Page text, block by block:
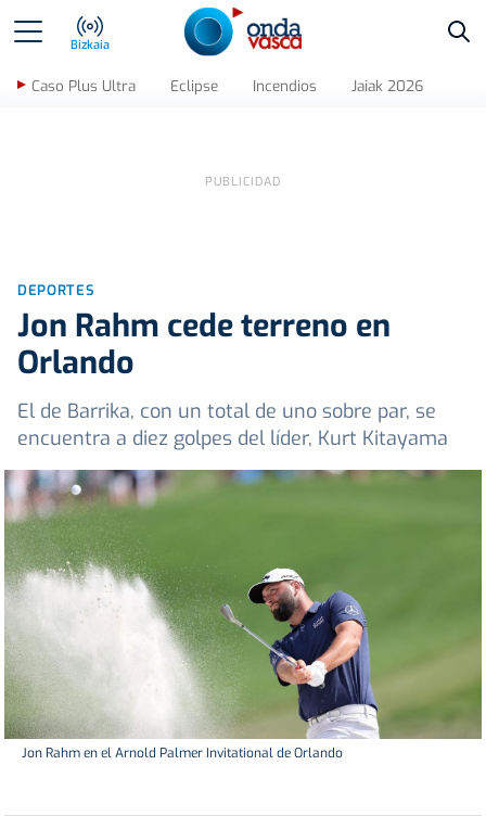
Bizkaia
Caso Plus Ultra Eclipse Incendios Jaiak 2026
DEPORTES
Jon Rahm cede terreno en
Orlando
El de Barrika, con un total de uno sobre par, se
encuentra a diez golpes del líder, Kurt Kitayama
Jon Rahm en el Arnold Palmer Invitational de Orlando